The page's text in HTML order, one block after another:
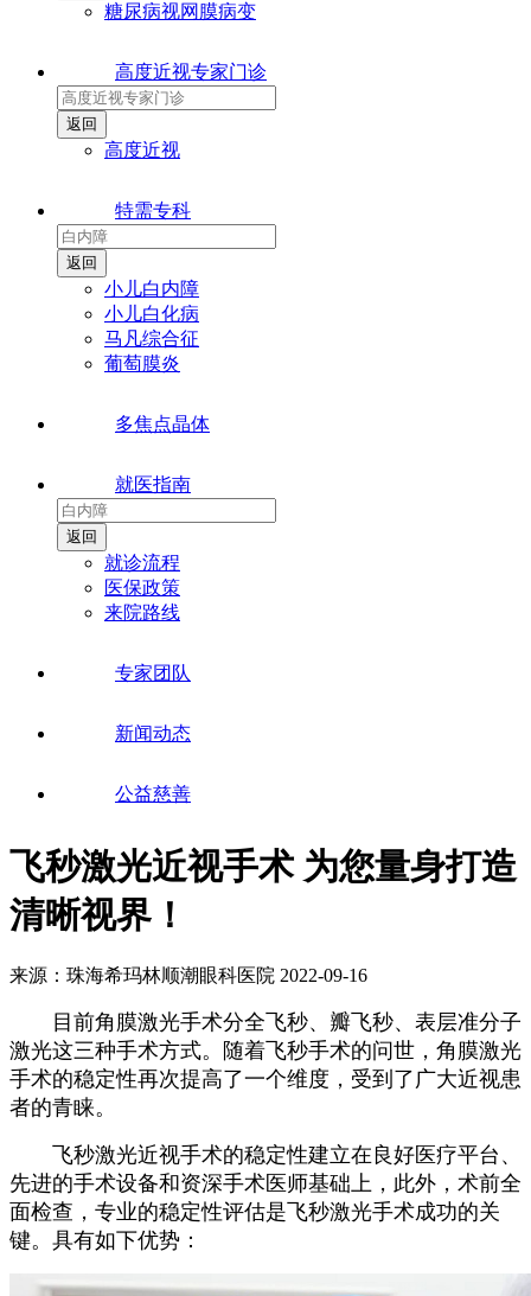
糖尿病视网膜病变
高度近视专家门诊
高度近视
特需专科
小儿白内障
小儿白化病
马凡综合征
葡萄膜炎
多焦点晶体
就医指南
就诊流程
医保政策
来院路线
专家团队
新闻动态
公益慈善
飞秒激光近视手术 为您量身打造
清晰视界！
来源：珠海希玛林顺潮眼科医院 2022-09-16
目前角膜激光手术分全飞秒、瓣飞秒、表层准分子
激光这三种手术方式。随着飞秒手术的问世，角膜激光
手术的稳定性再次提高了一个维度，受到了广大近视患
者的青睐。
飞秒激光近视手术的稳定性建立在良好医疗平台、
先进的手术设备和资深手术医师基础上，此外，术前全
面检查，专业的稳定性评估是飞秒激光手术成功的关
键。具有如下优势：